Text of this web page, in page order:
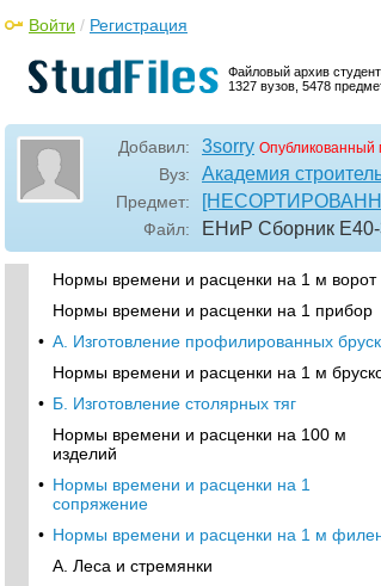
Файловый архив
1327 вузов, 5478
Войти / Регистрация
Добавил: 3sorry Опубликованный
Вуз: Академия
Предмет:
Файл: ЕНиР Сборник
Нормы времени и расценки на 1
стропильную ферму и 1 стропильный щит
• Нормы времени и расценки на 1 ферму,
Нормы времени и расценки на 100
створок, фрамуг, переплетов форточек,
дверных полотен; 100 м щитовых
полотен (при сборке); 100 м периметра
коробок (при осмолке и обивке)
• Нормы времени и расценки на 1 м
Нормы времени и расценки на 1 м ворот
Нормы времени и расценки на 1 прибор
• А. Изготовление профилированных
Нормы времени и расценки на 1 м
• Б. Изготовление столярных тяг
Нормы времени и расценки на 100 м
изделий
• Нормы времени и расценки на 1
сопряжение
• Нормы времени и расценки на 1 м
А. Леса и стремянки